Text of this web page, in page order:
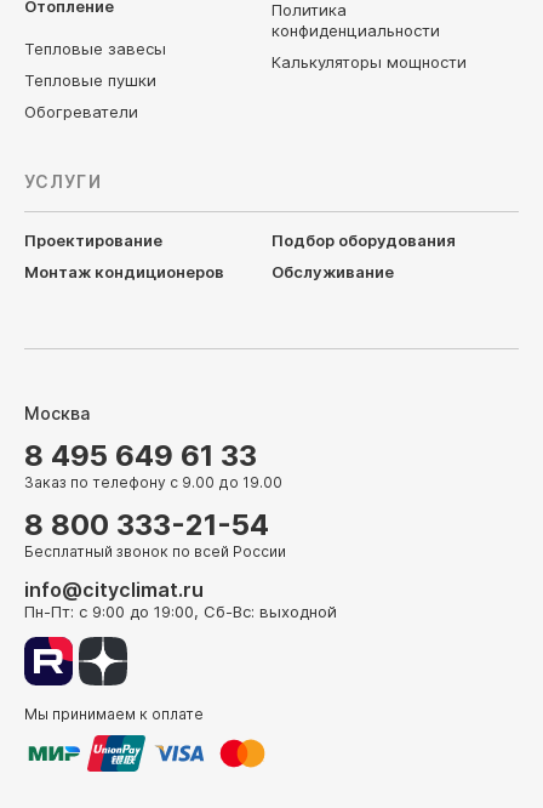
Отопление
Тепловые завесы
Тепловые пушки
Обогреватели
Политика
конфиденциальности
Калькуляторы мощности
УСЛУГИ
Проектирование
Подбор оборудования
Монтаж кондиционеров
Обслуживание
Москва
8 495 649 61 33
Заказ по телефону с 9.00 до 19.00
8 800 333-21-54
Бесплатный звонок по всей России
info@cityclimat.ru
Пн-Пт: с 9:00 до 19:00, Сб-Вс: выходной
Мы принимаем к оплате